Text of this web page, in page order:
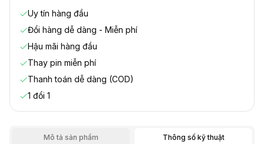
Uy tín hàng đầu
Đổi hàng dễ dàng - Miễn phí
Hậu mãi hàng đầu
Thay pin miễn phí
Thanh toán dễ dàng (COD)
1 đổi 1
Mô tả sản phẩm Thông số kỹ thuật